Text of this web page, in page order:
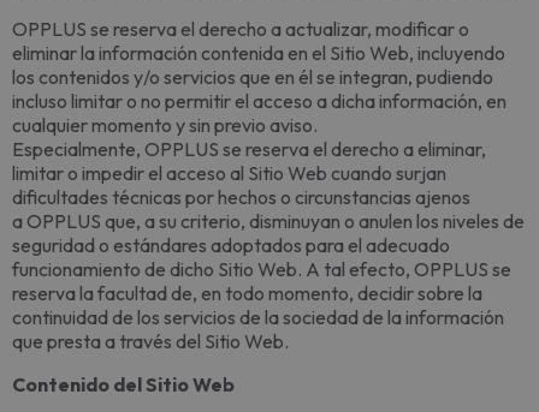
OPPLUS se reserva el derecho a actualizar, modificar o
eliminar la información contenida en el Sitio Web, incluyendo
los contenidos y/o servicios que en él se integran, pudiendo
incluso limitar o no permitir el acceso a dicha información, en
cualquier momento y sin previo aviso.
Especialmente, OPPLUS se reserva el derecho a eliminar,
limitar o impedir el acceso al Sitio Web cuando surjan
dificultades técnicas por hechos o circunstancias ajenos
a OPPLUS que, a su criterio, disminuyan o anulen los niveles de
seguridad o estándares adoptados para el adecuado
funcionamiento de dicho Sitio Web. A tal efecto, OPPLUS se
reserva la facultad de, en todo momento, decidir sobre la
continuidad de los servicios de la sociedad de la información
que presta a través del Sitio Web.
Contenido del Sitio Web